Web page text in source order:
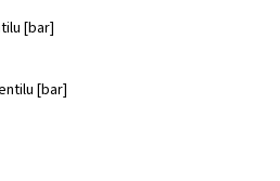
[bar]
[bar]